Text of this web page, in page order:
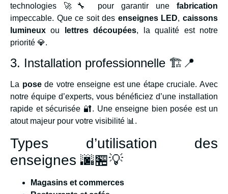
technologies 🚀🔧 pour garantir une fabrication
impeccable. Que ce soit des enseignes LED,caissons
lumineux ou lettres découpées, la qualité est notre
priorité 💎.
3. Installation professionnelle 🏗️📍
La posede votre enseigne est une étape cruciale. Avec
notre équipe d’experts, vous bénéficiez d’une installation
rapide et sécurisée 🔐. Une enseigne bien posée est un
atout majeur pour votre visibilité 📊.
Types d’utilisation des
enseignes 🌆🏪💡
Magasins et commerces